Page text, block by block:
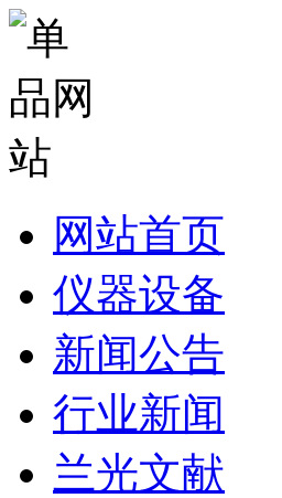
网站首页
仪器设备
新闻公告
行业新闻
兰光文献